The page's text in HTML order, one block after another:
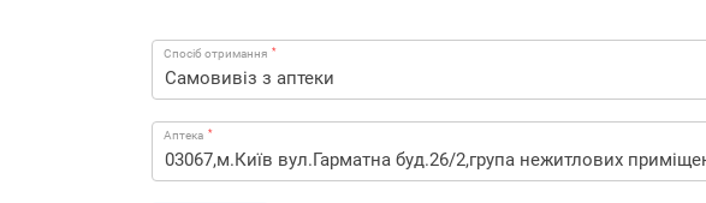
Спосіб отримання *
Аптека *